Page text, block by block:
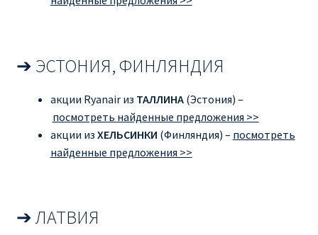
ПРАВИЛА ПРОВОЗА БАГАЖА RYANAIR
ПУТЕШЕСТВИЕ С ДЕТЬМИ И МЛАДЕНЦАМИ
РЕЙСАМИ RYANAIR
РЕГИСТРАЦИЯ НА РЕЙС И ДОКУМЕНТЫ ДЛЯ
Информация по бронированию билетов Ryanair
➔ ЭСТОНИЯ, ФИНЛЯНДИЯ
акции Ryanair из ТАЛЛИНА (Эстония) –
посмотреть найденные предложения >>
акции из ХЕЛЬСИНКИ (Финляндия) – посмотреть
найденные предложения >>
➔ ЛАТВИЯ